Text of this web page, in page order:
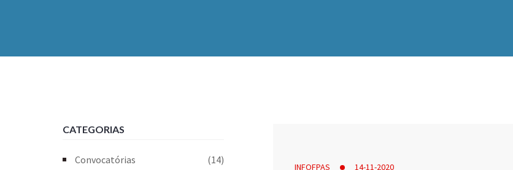
INFOFPAS 14-11-2020
CATEGORIAS
Convocatórias
(14)